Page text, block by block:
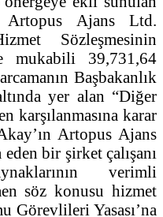
Artopus Ajans Ltd.
Sözleşmesinin
mukabili 39,731,64
Başbakanlık
yer alan “Diğer
karşılanmasına karar
Artopus Ajans
bir şirket çalışanı
verimli
söz konusu hizmet
Görevlileri Yasası’na